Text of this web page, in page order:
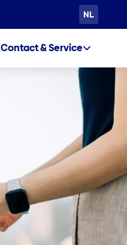
NL
Contact & Service